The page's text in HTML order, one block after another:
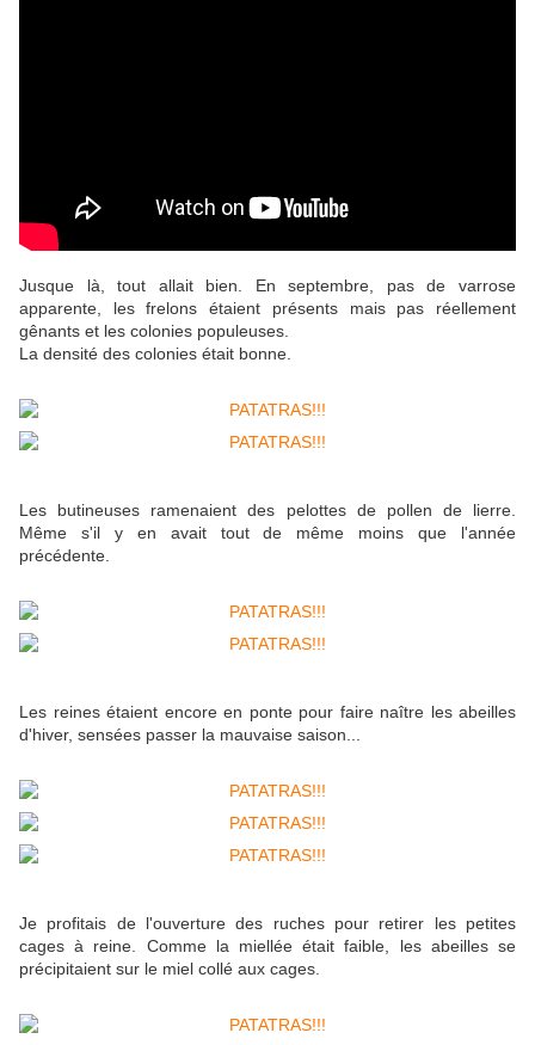
Jusque là, tout allait bien. En septembre, pas de varrose
apparente, les frelons étaient présents mais pas réellement
gênants et les colonies populeuses.
La densité des colonies était bonne.
Les butineuses ramenaient des pelottes de pollen de lierre.
Même s'il y en avait tout de même moins que l'année
précédente.
Les reines étaient encore en ponte pour faire naître les abeilles
d'hiver, sensées passer la mauvaise saison...
Je profitais de l'ouverture des ruches pour retirer les petites
cages à reine. Comme la miellée était faible, les abeilles se
précipitaient sur le miel collé aux cages.